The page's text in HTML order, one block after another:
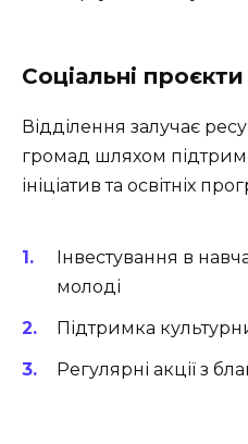
Соціальні проєкти
Відділення залучає
громад шляхом
ініціатив та освітніх
Інвестування в
молоді
Підтримка
Регулярні акції з